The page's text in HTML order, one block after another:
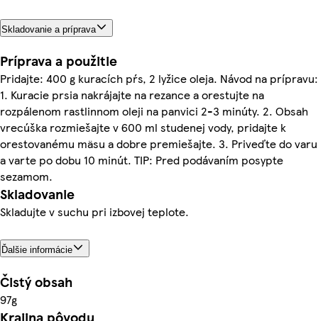
Skladovanie a príprava
Príprava a použitie
Pridajte: 400 g kuracích pŕs, 2 lyžice oleja. Návod na prípravu:
1. Kuracie prsia nakrájajte na rezance a orestujte na
rozpálenom rastlinnom oleji na panvici 2-3 minúty. 2. Obsah
vrecúška rozmiešajte v 600 ml studenej vody, pridajte k
orestovanému mäsu a dobre premiešajte. 3. Priveďte do varu
a varte po dobu 10 minút. TIP: Pred podávaním posypte
sezamom.
Skladovanie
Skladujte v suchu pri izbovej teplote.
Ďalšie informácie
Čistý obsah
97g